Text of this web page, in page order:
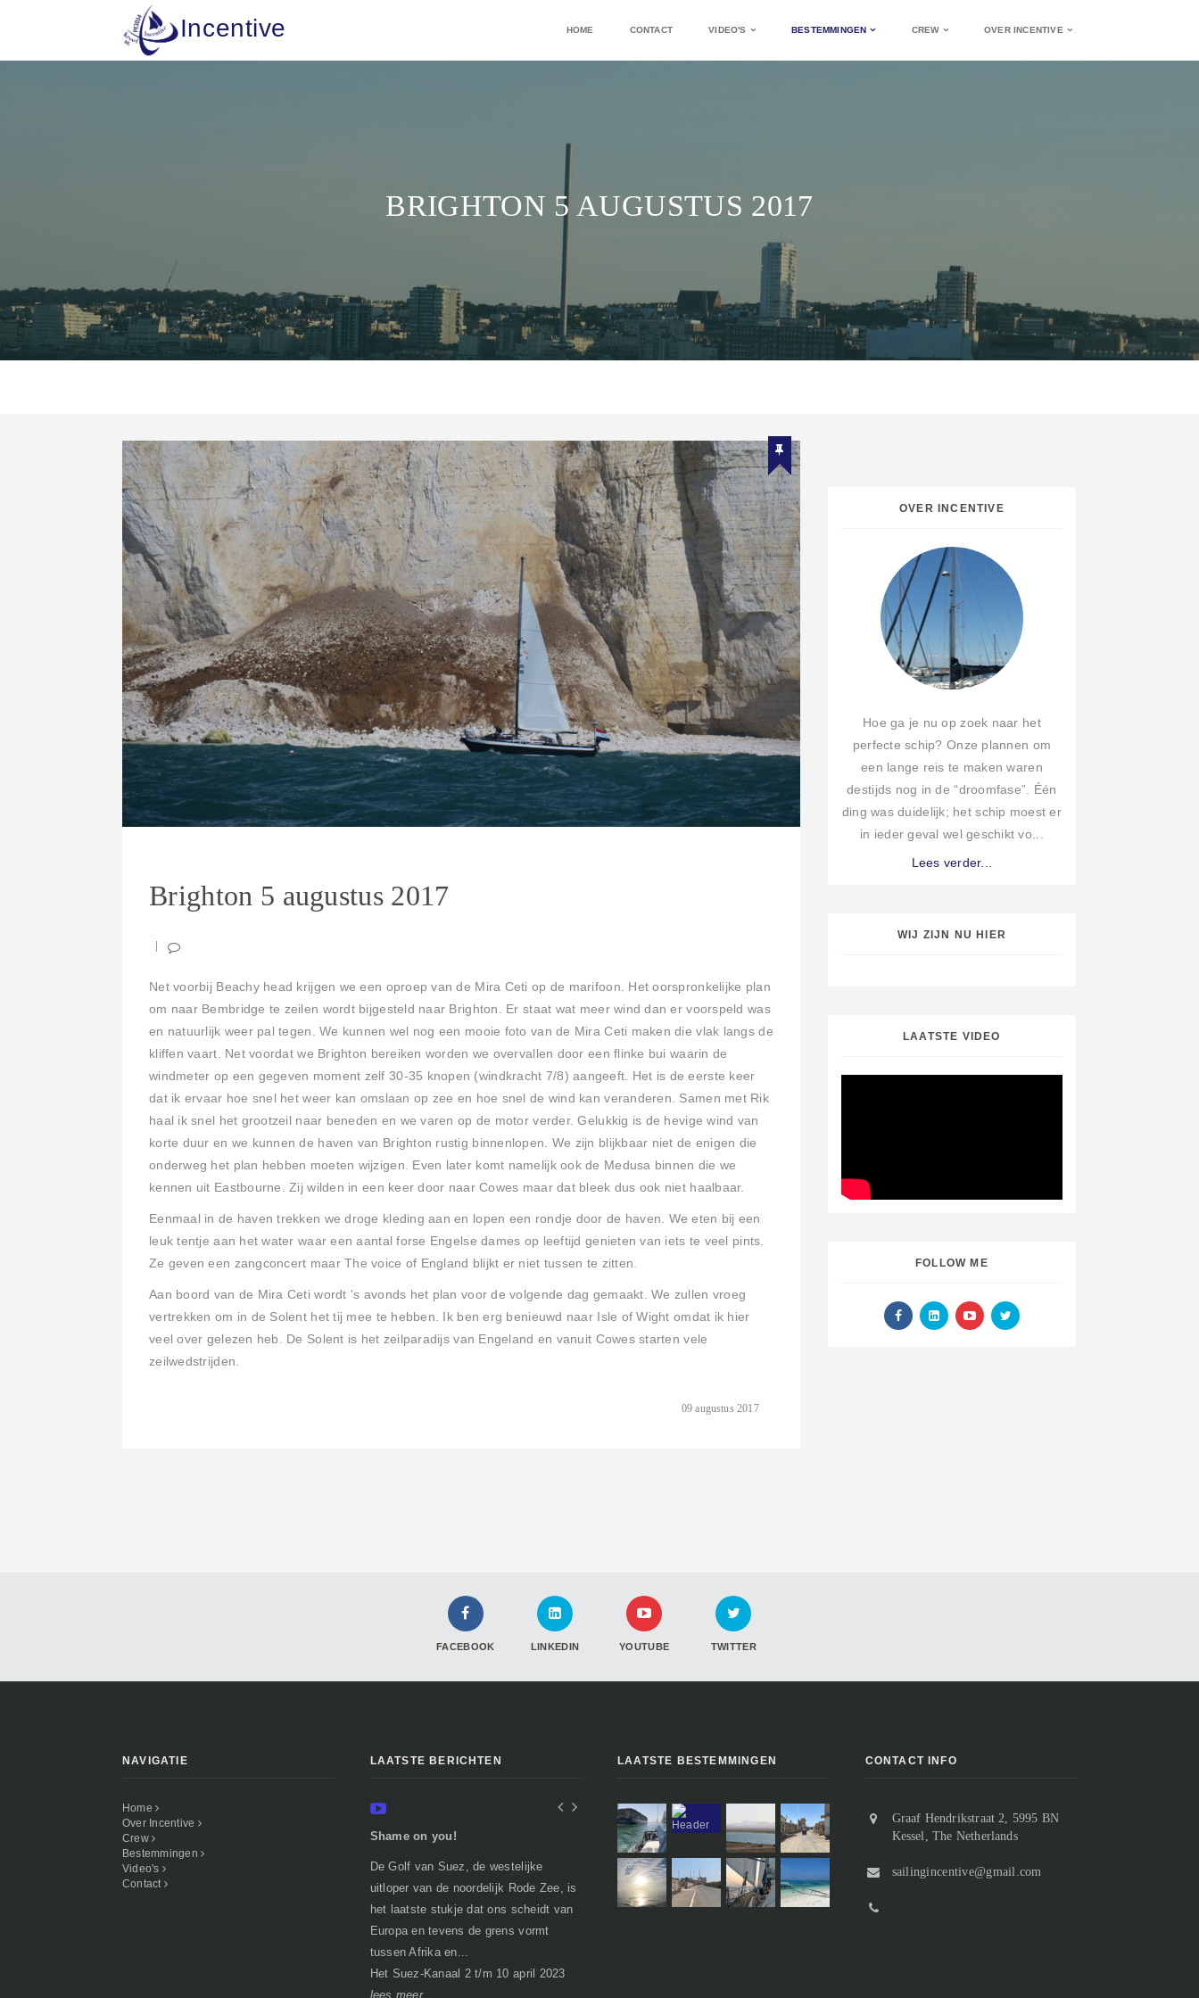
Incentive HOME CONTACT VIDEO'S BESTEMMINGEN CREW OVER INCENTIVE
BRIGHTON 5 AUGUSTUS 2017
Brighton 5 augustus 2017
09 augustus 2017
Net voorbij Beachy head krijgen we een oproep van de Mira Ceti op de marifoon. Het oorspronkelijke plan
om naar Bembridge te zeilen wordt bijgesteld naar Brighton. Er staat wat meer wind dan er voorspeld was
en natuurlijk weer pal tegen. We kunnen wel nog een mooie foto van de Mira Ceti maken die vlak langs de
kliffen vaart. Net voordat we Brighton bereiken worden we overvallen door een flinke bui waarin de
windmeter op een gegeven moment zelf 30-35 knopen (windkracht 7/8) aangeeft. Het is de eerste keer
dat ik ervaar hoe snel het weer kan omslaan op zee en hoe snel de wind kan veranderen. Samen met Rik
haal ik snel het grootzeil naar beneden en we varen op de motor verder. Gelukkig is de hevige wind van
korte duur en we kunnen de haven van Brighton rustig binnenlopen. We zijn blijkbaar niet de enigen die
onderweg het plan hebben moeten wijzigen. Even later komt namelijk ook de Medusa binnen die we
kennen uit Eastbourne. Zij wilden in een keer door naar Cowes maar dat bleek dus ook niet haalbaar.
Eenmaal in de haven trekken we droge kleding aan en lopen een rondje door de haven. We eten bij een
leuk tentje aan het water waar een aantal forse Engelse dames op leeftijd genieten van iets te veel pints.
Ze geven een zangconcert maar The voice of England blijkt er niet tussen te zitten.
Aan boord van de Mira Ceti wordt 's avonds het plan voor de volgende dag gemaakt. We zullen vroeg
vertrekken om in de Solent het tij mee te hebben. Ik ben erg benieuwd naar Isle of Wight omdat ik hier
veel over gelezen heb. De Solent is het zeilparadijs van Engeland en vanuit Cowes starten vele
zeilwedstrijden.
OVER INCENTIVE
Hoe ga je nu op zoek naar het
perfecte schip? Onze plannen om
een lange reis te maken waren
destijds nog in de “droomfase”. Één
ding was duidelijk; het schip moest er
in ieder geval wel geschikt vo...
Lees verder...
WIJ ZIJN NU HIER
LAATSTE VIDEO
FOLLOW ME
FACEBOOK LINKEDIN YOUTUBE TWITTER
NAVIGATIE
Home
Over Incentive
Crew
Bestemmingen
Video's
Contact
LAATSTE BERICHTEN
Shame on you!
De Golf van Suez, de westelijke
uitloper van de noordelijk Rode Zee, is
het laatste stukje dat ons scheidt van
Europa en tevens de grens vormt
tussen Afrika en...
Het Suez-Kanaal 2 t/m 10 april 2023
lees meer
In Egypte of toch niet..
Geen verhalen over woestijnen, farao's
en piramides zoals je misschien zou
verwachten. Egypte heeft bij het
Vertrek uit Suakin, of toch niet?
Na slechts twee nachten in Suakin
houden we het voor gezien en
besluiten we weer een stukje verder
Aangekomen in Sudan
Van de ooit florerende handelspost
LAATSTE BESTEMMINGEN CONTACT INFO
Graaf Hendrikstraat 2, 5995 BN
Kessel, The Netherlands
sailingincentive@gmail.com